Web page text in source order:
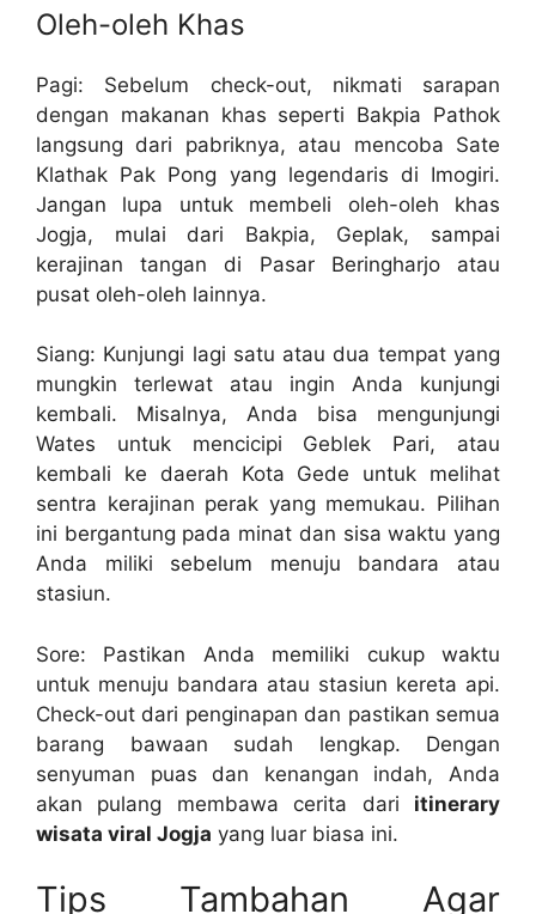
Oleh-oleh Khas
Pagi: Sebelum check-out, nikmati sarapan
dengan makanan khas seperti Bakpia Pathok
langsung dari pabriknya, atau mencoba Sate
Klathak Pak Pong yang legendaris di Imogiri.
Jangan lupa untuk membeli oleh-oleh khas
Jogja, mulai dari Bakpia, Geplak, sampai
kerajinan tangan di Pasar Beringharjo atau
pusat oleh-oleh lainnya.
Siang: Kunjungi lagi satu atau dua tempat yang
mungkin terlewat atau ingin Anda kunjungi
kembali. Misalnya, Anda bisa mengunjungi
Wates untuk mencicipi Geblek Pari, atau
kembali ke daerah Kota Gede untuk melihat
sentra kerajinan perak yang memukau. Pilihan
ini bergantung pada minat dan sisa waktu yang
Anda miliki sebelum menuju bandara atau
stasiun.
Sore: Pastikan Anda memiliki cukup waktu
untuk menuju bandara atau stasiun kereta api.
Check-out dari penginapan dan pastikan semua
barang bawaan sudah lengkap. Dengan
senyuman puas dan kenangan indah, Anda
akan pulang membawa cerita dari itinerary
wisata viral Jogja yang luar biasa ini.
Tips Tambahan Agar